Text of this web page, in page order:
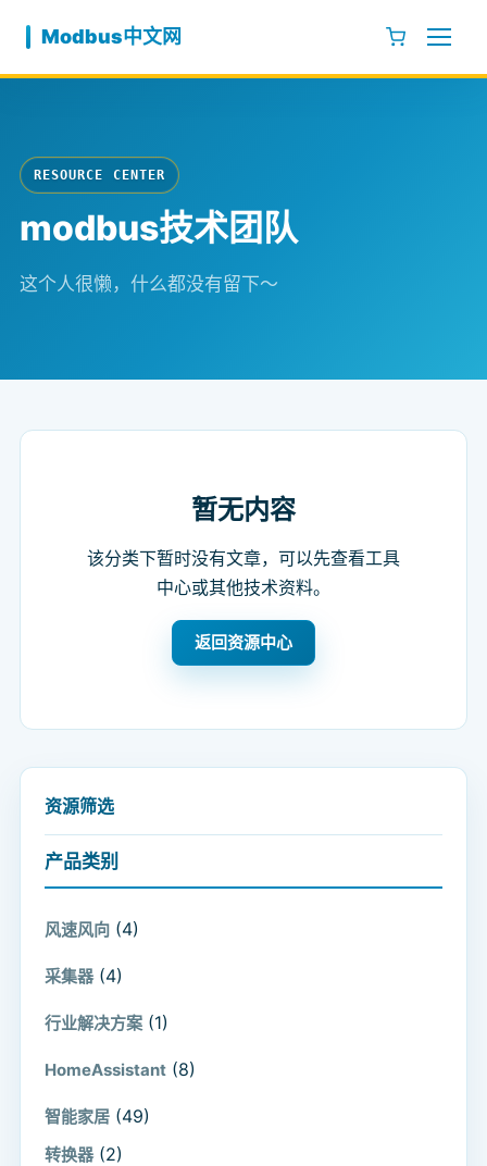
Modbus中文网
RESOURCE CENTER
modbus技术团队
这个人很懒，什么都没有留下～
暂无内容
该分类下暂时没有文章，可以先查看工具
中心或其他技术资料。
返回资源中心
资源筛选
产品类别
风速风向 (4)
采集器 (4)
行业解决方案 (1)
HomeAssistant (8)
智能家居 (49)
转换器 (2)